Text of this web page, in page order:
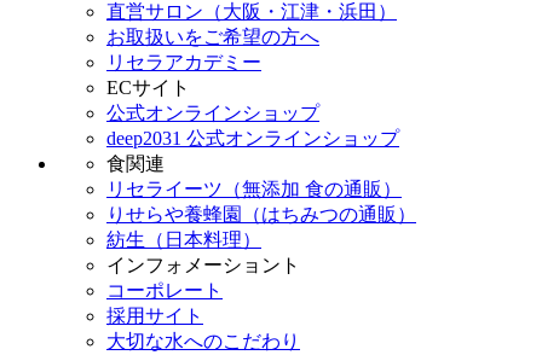
直営サロン（大阪・江津・浜田）
お取扱いをご希望の方へ
リセラアカデミー
ECサイト
公式オンラインショップ
deep2031 公式オンラインショップ
食関連
リセライーツ（無添加 食の通販）
りせらや養蜂園（はちみつの通販）
紡生（日本料理）
インフォメーショント
コーポレート
採用サイト
大切な水へのこだわり